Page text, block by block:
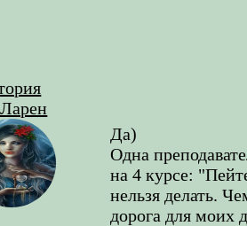
Да)
Одна
на 4 курсе:
нельзя делать.
дорога для моих